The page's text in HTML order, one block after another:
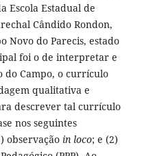
Escola Estadual de
Cândido Rondon,
Novo do Parecis, estado
foi o de interpretar e
do Campo, o currículo
qualitativa e
descrever tal currículo
nos seguintes
observação in loco; e (2)